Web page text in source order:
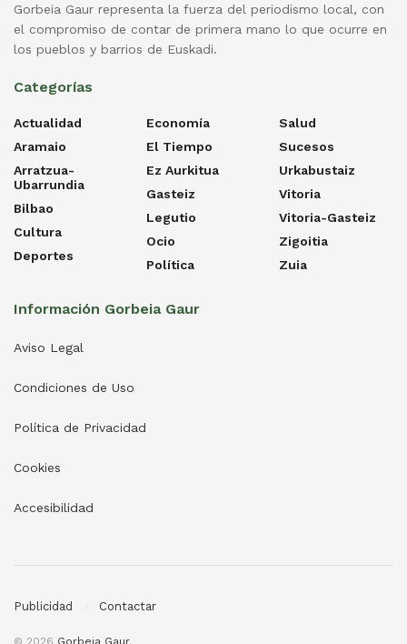
Gorbeia Gaur representa la fuerza del periodismo local, con
el compromiso de contar de primera mano lo que ocurre en
los pueblos y barrios de Euskadi.
Categorías
Actualidad
Aramaio
Arratzua-
Ubarrundia
Bilbao
Cultura
Deportes
Economía
El Tiempo
Ez Aurkitua
Gasteiz
Legutio
Ocio
Política
Salud
Sucesos
Urkabustaiz
Vitoria
Vitoria-Gasteiz
Zigoitia
Zuia
Información Gorbeia Gaur
Aviso Legal
Condiciones de Uso
Política de Privacidad
Cookies
Accesibilidad
Publicidad Contactar